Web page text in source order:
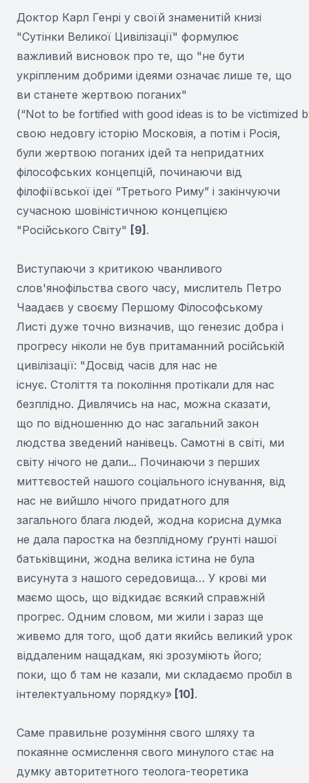
Доктор Карл Генрі у своїй знаменитій книзі
"Сутінки Великої Цивілізації" формулює
важливий висновок про те, що "не бути
укріпленим добрими ідеями означає лише те, що
ви станете жертвою поганих"
(“Not to be fortified with good ideas is to be victimized
свою недовгу історію Московія, а потім і Росія,
були жертвою поганих ідей та непридатних
філософських концепцій, починаючи від
філофіївської ідеї “Третього Риму” і закінчуючи
сучасною шовіністичною концепцією
"Російського Світу" [9] .
Виступаючи з критикою чванливого
слов'янофільства свого часу, мислитель Петро
Чаадаєв у своєму Першому Філософському
Листі дуже точно визначив, що генезис добра і
прогресу ніколи не був притаманний російській
цивілізації: "Досвід часів для нас не
існує. Століття та покоління протікали для нас
безплідно. Дивлячись на нас, можна сказати,
що по відношенню до нас загальний закон
людства зведений нанівець. Самотні в світі, ми
світу нічого не дали... Починаючи з перших
миттєвостей нашого соціального існування, від
нас не вийшло нічого придатного для
загального блага людей, жодна корисна думка
не дала паростка на безплідному ґрунті нашої
батьківщини, жодна велика істина не була
висунута з нашого середовища… У крові ми
маємо щось, що відкидає всякий справжній
прогрес. Одним словом, ми жили і зараз ще
живемо для того, щоб дати якийсь великий урок
віддаленим нащадкам, які зрозуміють його;
поки, що б там не казали, ми складаємо пробіл в
інтелектуальному порядку» [10] .
Саме правильне розуміння свого шляху та
покаянне осмислення свого минулого стає на
думку авторитетного теолога-теоретика